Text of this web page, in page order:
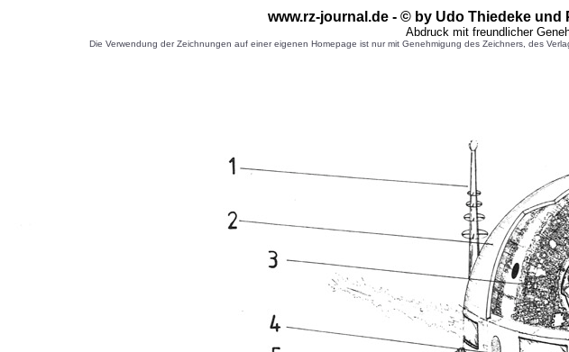
www.rz-journal.de - © by Udo Thiedeke
Abdruck mit freundlicher
Die Verwendung der Zeichnungen auf einer eigenen Homepage ist nur mit Genehmigung des Zeichners, des